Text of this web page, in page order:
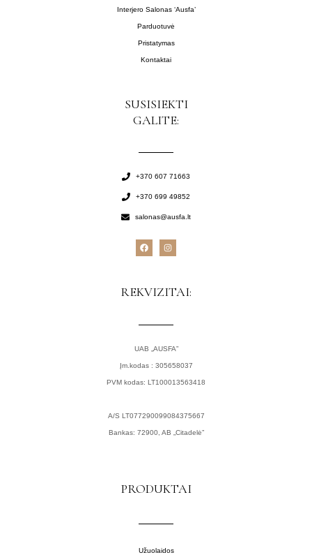
Interjero Salonas ‘Ausfa’
Parduotuvė
Pristatymas
Kontaktai
SUSISIEKTI
GALITE:
+370 607 71663
+370 699 49852
salonas@ausfa.lt
F
a
o
I
n
r
REKVIZITAI:
UAB „AUSFA”
Įm.kodas : 305658037
PVM kodas: LT100013563418
A/S LT077290099084375667
Bankas: 72900, AB „Citadelė”
PRODUKTAI
Užuolaidos